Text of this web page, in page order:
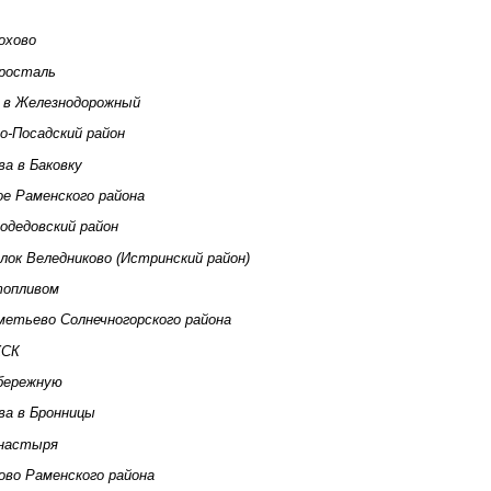
Железнодорожный
Посадский район
в Баковку
Раменского района
район
Веледниково (Истринский район)
Солнечногорского района
в Бронницы
Раменского района